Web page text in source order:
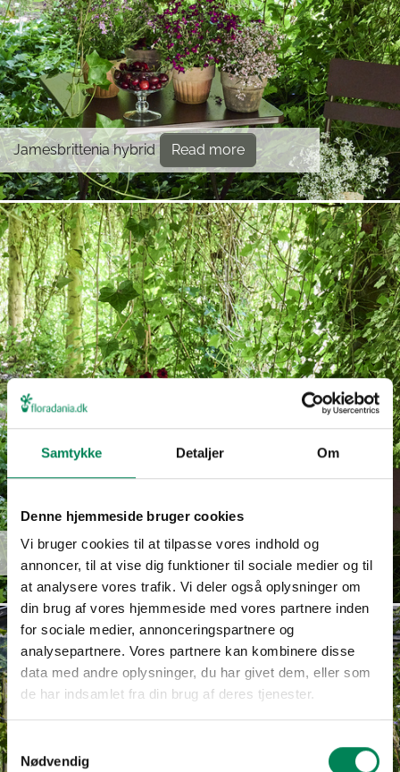
Samtykke Detaljer Om
Denne hjemmeside bruger cookies
Vi bruger cookies til at tilpasse vores indhold og
annoncer, til at vise dig funktioner til sociale medier og til
at analysere vores trafik. Vi deler også oplysninger om
din brug af vores hjemmeside med vores partnere inden
for sociale medier, annonceringspartnere og
analysepartnere. Vores partnere kan kombinere disse
data med andre oplysninger, du har givet dem, eller som
de har indsamlet fra din brug af deres tjenester.
Samtykkevalg
Nødvendig
Jamesbrittenia hybrid Read more
Euphorbia
hypericifolia
Read more